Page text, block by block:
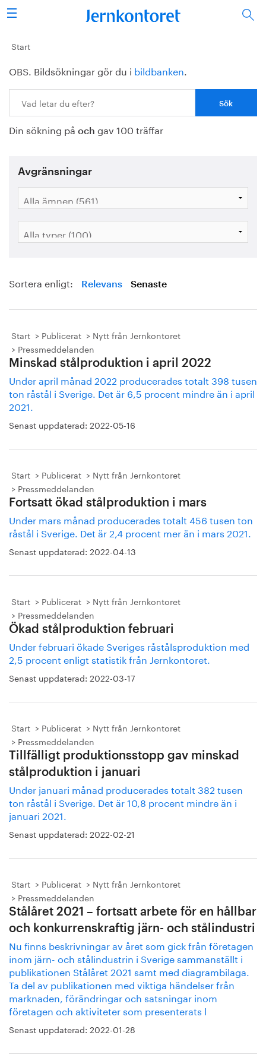
Sök
Stålindustrin
Vision 2050
Forskning/utbildning
Energi/miljö
Vi tycker
Bildbank
Start
OBS. Bildsökningar gör du i bildbanken.
Din sökning på och gav 100 träffar
Avgränsningar
Sortera enligt: Relevans Senaste
Start Publicerat
Nytt från Jernkontoret
Pressmeddelanden
Minskad stålproduktion i april 2022
Under april månad 2022 producerades totalt 398 tusen
ton råstål i Sverige. Det är 6,5 procent mindre än i april
2021.
Senast uppdaterad: 2022-05-16
Start Publicerat
Nytt från Jernkontoret
Pressmeddelanden
Fortsatt ökad stålproduktion i mars
Under mars månad producerades totalt 456 tusen ton
råstål i Sverige. Det är 2,4 procent mer än i mars 2021.
Senast uppdaterad: 2022-04-13
Start Publicerat
Nytt från Jernkontoret
Pressmeddelanden
Ökad stålproduktion februari
Under februari ökade Sveriges råstålsproduktion med
2,5 procent enligt statistik från Jernkontoret.
Senast uppdaterad: 2022-03-17
Start Publicerat
Nytt från Jernkontoret
Pressmeddelanden
Tillfälligt produktionsstopp gav minskad
stålproduktion i januari
Under januari månad producerades totalt 382 tusen
ton råstål i Sverige. Det är 10,8 procent mindre än i
januari 2021.
Senast uppdaterad: 2022-02-21
Start Publicerat
Nytt från Jernkontoret
Pressmeddelanden
Stålåret 2021 – fortsatt arbete för en hållbar
och konkurrenskraftig järn- och stålindustri
Nu finns beskrivningar av året som gick från företagen
inom järn- och stålindustrin i Sverige sammanställt i
publikationen Stålåret 2021 samt med diagrambilaga.
Ta del av publikationen med viktiga händelser från
marknaden, förändringar och satsningar inom
företagen och aktiviteter som presenterats l
Senast uppdaterad: 2022-01-28